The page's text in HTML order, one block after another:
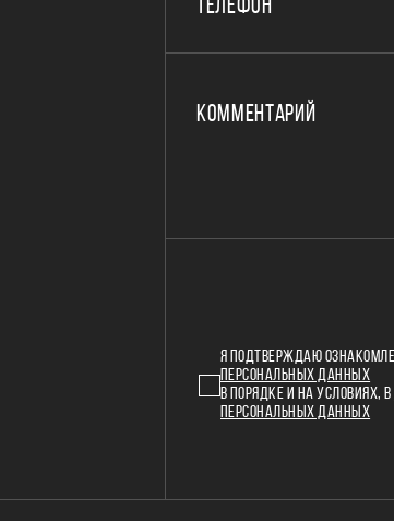
ТЕЛЕФОН
КОММЕНТАРИЙ
Я ПОДТВЕРЖДАЮ
ПЕРСОНАЛЬНЫХ ДАННЫХ
В ПОРЯДКЕ И НА УСЛОВИЯХ, В
ПЕРСОНАЛЬНЫХ ДАННЫХ